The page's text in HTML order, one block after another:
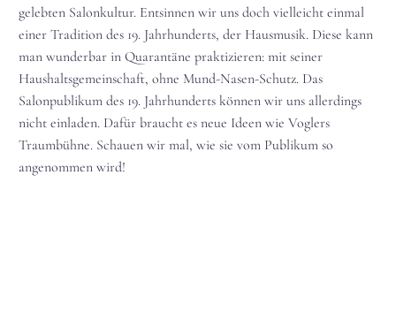
gelebten Salonkultur. Entsinnen wir uns doch vielleicht einmal
einer Tradition des 19. Jahrhunderts, der Hausmusik. Diese kann
man wunderbar in Quarantäne praktizieren: mit seiner
Haushaltsgemeinschaft, ohne Mund-Nasen-Schutz. Das
Salonpublikum des 19. Jahrhunderts können wir uns allerdings
nicht einladen. Dafür braucht es neue Ideen wie Voglers
Traumbühne. Schauen wir mal, wie sie vom Publikum so
angenommen wird!